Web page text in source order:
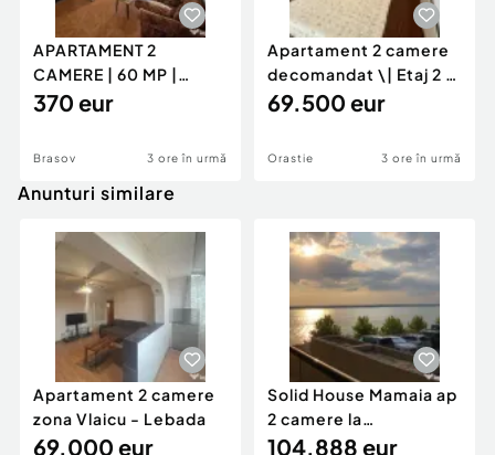
APARTAMENT 2
CAMERE | 60 MP |
GENERAL MOCIULSCHI
370 eur
Brasov 3 ore în urmă
Apartament 2 camere
decomandat \| Etaj 2 \|
50 mp \+ 8 mp ba
69.500 eur
Orastie 3 ore în urmă
Anunturi similare
Apartament 2 camere
zona Vlaicu - Lebada
69.000 eur
Solid House Mamaia ap
2 camere la
cheie,langa Mega
104.888 eur